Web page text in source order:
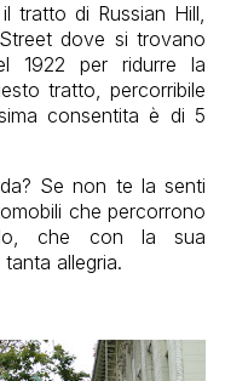
tratto di Russian Hill,
dove si trovano
1922 per ridurre la
tratto, percorribile
consentita è di 5
Se non te la senti
che percorrono
che con la sua
allegria.